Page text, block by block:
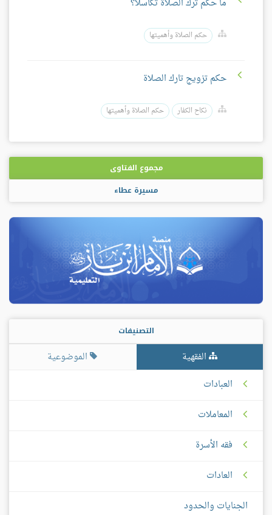
ما حكم ترك الصلاة تكاسلًا؟
حكم الصلاة وأهميتها
حكم تزويج تارك الصلاة
نكاح الكفار حكم الصلاة وأهميتها
مجموع الفتاوى
مسيرة عطاء
التصنيفات
الفقهية
الموضوعية
العبادات
المعاملات
فقه الأسرة
العادات
الجنايات والحدود